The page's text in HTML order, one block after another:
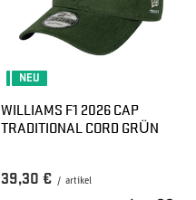
NEU
WILLIAMS F1 2026 CAP
TRADITIONAL CORD GRÜN
39,30 € / artikel